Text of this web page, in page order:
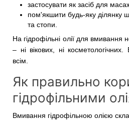
застосувати як засіб для
пом'якшити будь-яку ділянку
та стопи.
На гідрофільні олії для
– ні вікових, ні косметологічних.
всім.
Як правильно
гідрофільними
Вмивання гідрофільною олією